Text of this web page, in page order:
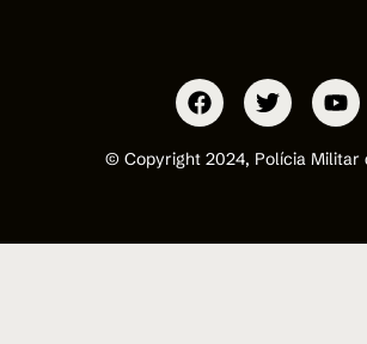
© Copyright 2024, Polícia Militar